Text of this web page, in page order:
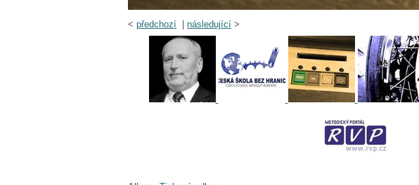
< předchozí následující >